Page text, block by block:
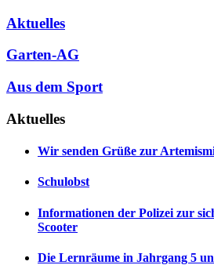
Aktuelles
Garten-AG
Aus dem Sport
Aktuelles
Wir senden Grüße zur
Schulobst
Informationen der Polizei zur
Scooter
Die Lernräume in Jahrgang 5